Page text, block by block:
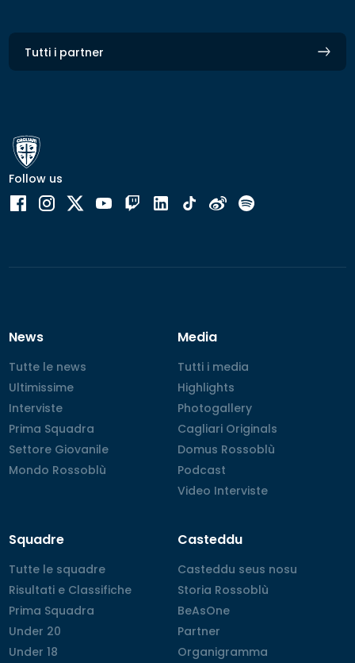
Tutti i partner
Follow us
News
Tutte le news
Tutte le news
Ultimissime
Ultimissime
Interviste
Interviste
Prima Squadra
Prima Squadra
Settore Giovanile
Settore Giovanile
Mondo Rossoblù
Mondo Rossoblù
Media
Tutti i media
Tutti i media
Highlights
Highlights
Photogallery
Photogallery
Cagliari Originals
Cagliari Originals
Domus Rossoblù
Domus Rossoblù
Podcast
Podcast
Video Interviste
Video Interviste
Squadre
Tutte le squadre
Tutte le squadre
Risultati e Classifiche
Risultati e Classifiche
Prima Squadra
Prima Squadra
Under 20
Under 20
Under 18
Under 18
Casteddu
Casteddu seus nosu
Casteddu seus nosu
Storia Rossoblù
Storia Rossoblù
BeAsOne
BeAsOne
Partner
Partner
Organigramma
Organigramma